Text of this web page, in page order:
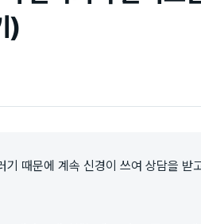
)
기 때문에 계속 신경이 쓰여 상담을 받